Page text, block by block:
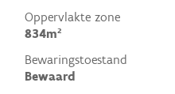
Oppervlakte zone
834m²
Bewaringstoestand
Bewaard